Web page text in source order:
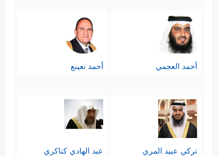
أحمد العجمي أحمد نعينع
تركي عبيد المري عبد الهادي كناكري